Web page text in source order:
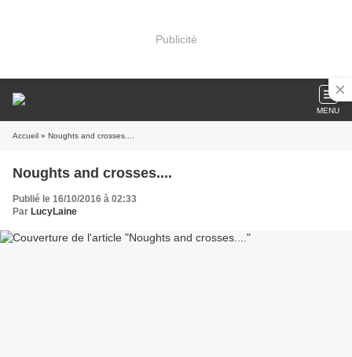
Publicité
MENU
Accueil » Noughts and crosses....
Noughts and crosses....
Publié le 16/10/2016 à 02:33
Par LucyLaine